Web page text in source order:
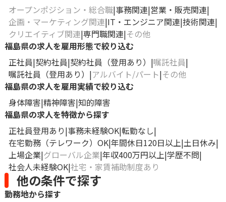
オープンポジション・総合職 事務関連 営業・販売関連
企画・マーケティング関連 IT・エンジニア関連 技術関連
クリエイティブ関連 専門職関連 その他
福島県の求人を雇用形態で絞り込む
正社員 契約社員 契約社員（登用あり）
嘱託社員
嘱託社員（登用あり）
アルバイト/パート その他
福島県の求人を雇用実績で絞り込む
身体障害 精神障害 知的障害
福島県の求人を特徴から探す
正社員登用あり 事務未経験OK 転勤なし
在宅勤務（テレワーク）OK 年間休日120日以上 土日休み
上場企業 グローバル企業 年収400万円以上 学歴不問
社会人未経験OK 社宅・家賃補助制度あり
他の条件で探す
勤務地から探す